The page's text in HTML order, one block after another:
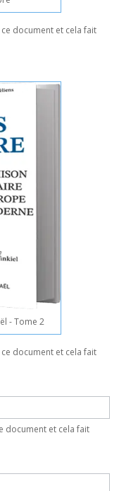
document et cela fait
- Tome 2
document et cela fait
document et cela fait